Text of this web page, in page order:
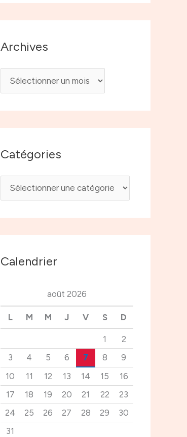
Archives
Catégories
Calendrier
août 2026
L M M J V S D
1
2
3
4 5 6 7 8
9
10
11 12 13 14 15
16
17
18 19 20 21 22
23
24
25 26 27 28 29
30
31